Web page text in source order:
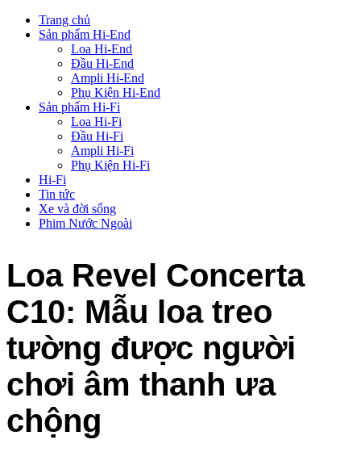
Trang chủ
Sản phẩm Hi-End
Loa Hi-End
Đầu Hi-End
Ampli Hi-End
Phụ Kiện Hi-End
Sản phẩm Hi-Fi
Loa Hi-Fi
Đầu Hi-Fi
Ampli Hi-Fi
Phụ Kiện Hi-Fi
Hi-Fi
Tin tức
Xe và đời sống
Phim Nước Ngoài
Loa Revel Concerta
C10: Mẫu loa treo
tường được người
chơi âm thanh ưa
chộng